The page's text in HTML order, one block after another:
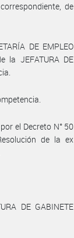
de
DE EMPLEO
la JEFATURA DE
el Decreto N° 50
de la ex
DE GABINETE